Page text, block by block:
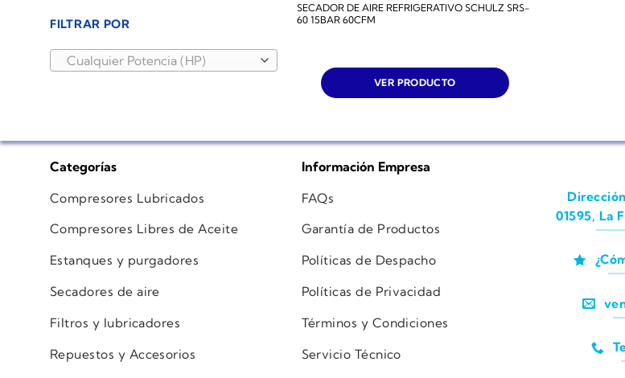
FILTRAR POR
Cualquier Potencia (HP)
SECADOR DE AIRE REFRIGERATIVO SCHULZ SRS-
60 15BAR 60CFM
VER PRODUCTO
Categorías
Compresores Lubricados
Compresores Libres de Aceite
Estanques y purgadores
Secadores de aire
Filtros y lubricadores
Repuestos y Accesorios
Información Empresa
FAQs
Garantía de Productos
Políticas de Despacho
Políticas de Privacidad
Términos y Condiciones
Servicio Técnico
01595, La